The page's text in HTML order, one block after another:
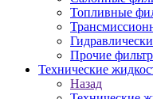
Топливные
Прочие
Технические
Назад